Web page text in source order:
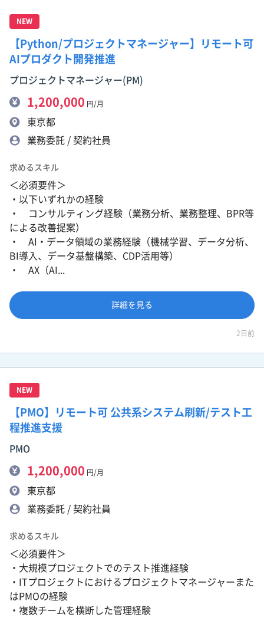
NEW
【Python/プロジェクトマネージャー】リモート可
AIプロダクト開発推進
プロジェクトマネージャー(PM)
1,200,000 円/月
東京都
業務委託 / 契約社員
求めるスキル
＜必須要件＞
・以下いずれかの経験
・ コンサルティング経験（業務分析、業務整理、BPR等
による改善提案）
・ AI・データ領域の業務経験（機械学習、データ分析、
BI導入、データ基盤構築、CDP活用等）
・ AX（AI...
詳細を見る
2日前
NEW
【PMO】リモート可 公共系システム刷新/テスト工
程推進支援
PMO
1,200,000 円/月
東京都
業務委託 / 契約社員
求めるスキル
＜必須要件＞
・大規模プロジェクトでのテスト推進経験
・ITプロジェクトにおけるプロジェクトマネージャーまた
はPMOの経験
・複数チームを横断した管理経験